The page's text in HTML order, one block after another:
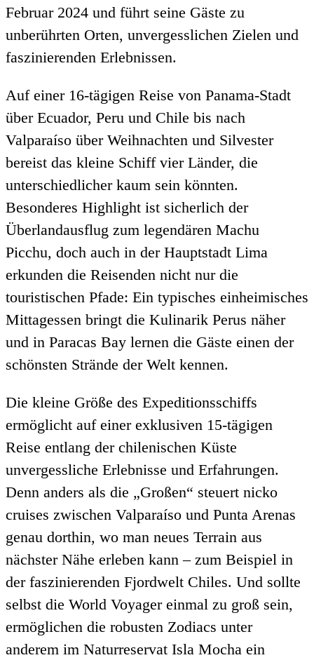
Februar 2024 und führt seine Gäste zu
unberührten Orten, unvergesslichen Zielen und
faszinierenden Erlebnissen.
Auf einer 16-tägigen Reise von Panama-Stadt
über Ecuador, Peru und Chile bis nach
Valparaíso über Weihnachten und Silvester
bereist das kleine Schiff vier Länder, die
unterschiedlicher kaum sein könnten.
Besonderes Highlight ist sicherlich der
Überlandausflug zum legendären Machu
Picchu, doch auch in der Hauptstadt Lima
erkunden die Reisenden nicht nur die
touristischen Pfade: Ein typisches einheimisches
Mittagessen bringt die Kulinarik Perus näher
und in Paracas Bay lernen die Gäste einen der
schönsten Strände der Welt kennen.
Die kleine Größe des Expeditionsschiffs
ermöglicht auf einer exklusiven 15-tägigen
Reise entlang der chilenischen Küste
unvergessliche Erlebnisse und Erfahrungen.
Denn anders als die „Großen“ steuert nicko
cruises zwischen Valparaíso und Punta Arenas
genau dorthin, wo man neues Terrain aus
nächster Nähe erleben kann – zum Beispiel in
der faszinierenden Fjordwelt Chiles. Und sollte
selbst die World Voyager einmal zu groß sein,
ermöglichen die robusten Zodiacs unter
anderem im Naturreservat Isla Mocha ein